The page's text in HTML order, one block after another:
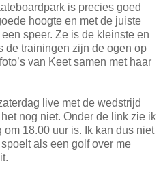
is precies goed
hoogte en met de juiste
speer. Ze is de kleinste en
de trainingen zijn de ogen op
van Keet samen met haar
live met de wedstrijd
nog niet. Onder de link zie ik
18.00 uur is. Ik kan dus niet
als een golf over me